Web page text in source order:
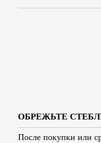
ОБРЕЖЬТЕ
После покупки или